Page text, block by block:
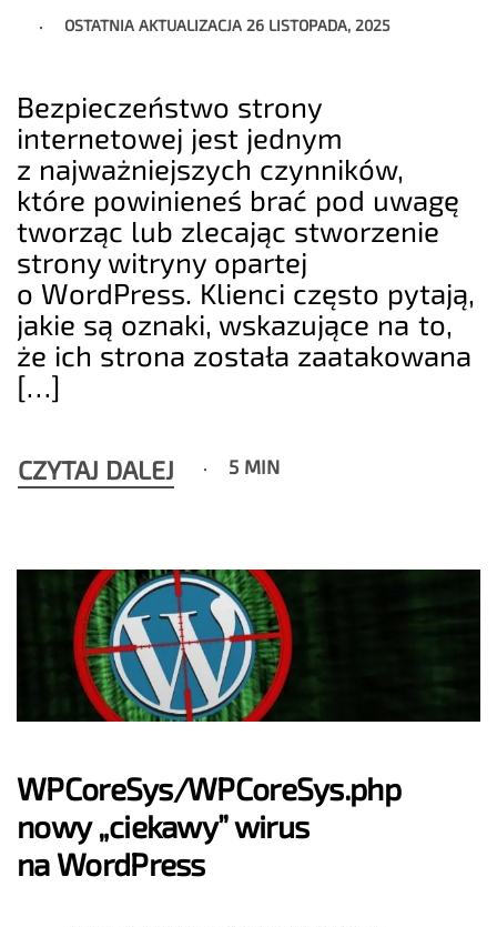
OSTATNIA AKTUALIZACJA 26 LISTOPADA, 2025
Bezpieczeństwo strony
internetowej jest jednym
z najważniejszych czynników,
które powinieneś brać pod uwagę
tworząc lub zlecając stworzenie
strony witryny opartej
o WordPress. Klienci często pytają,
jakie są oznaki, wskazujące na to,
że ich strona została zaatakowana
[…]
CZYTAJ DALEJ 5 MIN
WPCoreSys/WPCoreSys.php
nowy „ciekawy” wirus
na WordPress